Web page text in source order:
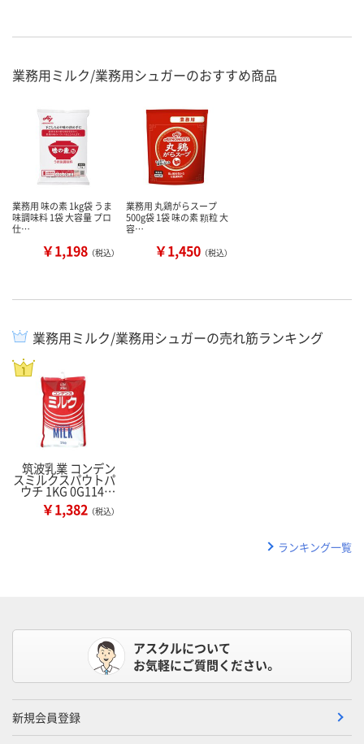
業務用ミルク/業務用シュガーのおすすめ商品
業務用 味の素 1kg袋 うま
味調味料 1袋 大容量 プロ
仕…
￥1,198 （税込）
業務用 丸鶏がらスープ
500g袋 1袋 味の素 顆粒 大
容…
￥1,450 （税込）
業務用ミルク/業務用シュガーの売れ筋ランキング
筑波乳業 コンデン
スミルクスパウトパ
ウチ 1KG 0G114…
￥1,382 （税込）
ランキング一覧
アスクルについて
お気軽にご質問ください。
新規会員登録